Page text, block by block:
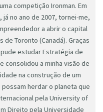
competição Ironman. Em
já no ano de 2007, tornei-me,
a abrir o capital
de Toronto (Canadá). Graças
estudar Estratégia de
consolidou a minha visão de
na construção de um
herdar o planeta que
pela University of
Direito pela Universidade